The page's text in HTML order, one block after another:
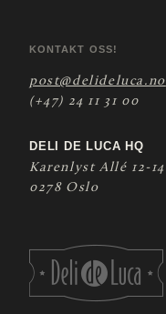
KONTAKT OSS!
post@delideluca.no
(+47) 24 11 31 00
DELI DE LUCA HQ
Karenlyst Allé 12-14
0278 Oslo